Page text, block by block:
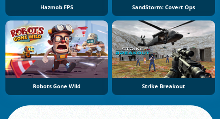
Hazmob FPS SandStorm: Covert Ops
Robots Gone Wild Strike Breakout